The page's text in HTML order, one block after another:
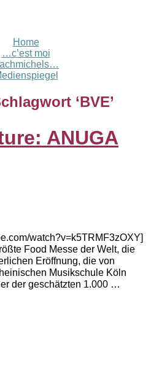
Home
…c’est moi
‘BVE’
ANUGA
watch?v=k5TRMF3zOXY]
Food Messe der Welt, die
Eröffnung, die von
Musikschule Köln
der geschätzten 1.000 …